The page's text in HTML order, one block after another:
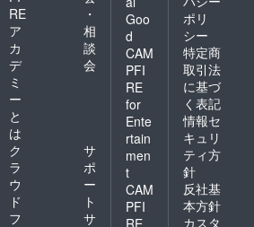
RE
ア
カ
デ
ミ
ー
と
は
・
相
談
会
ク
ラ
ウ
ド
フ
サ
ポ
ー
ト
サ
Goo
d
CAM
PFI
RE
for
Ente
rtain
men
t
CAM
PFI
RE
ポリ
シー
特定商
取引法
に基づ
く表記
情報セ
キュリ
ティ方
針
反社基
本方針
カスタ